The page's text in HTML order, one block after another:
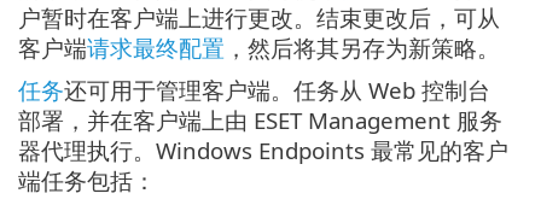
户暂时在客户端上进行更改。结束更改后，可从
客户端请求最终配置 ，然后将其另存为新策略。
任务还可用于管理客户端。任务从 Web 控制台
部署，并在客户端上由 ESET Management 服务
器代理执行。Windows Endpoints 最常见的客户
端任务包括：